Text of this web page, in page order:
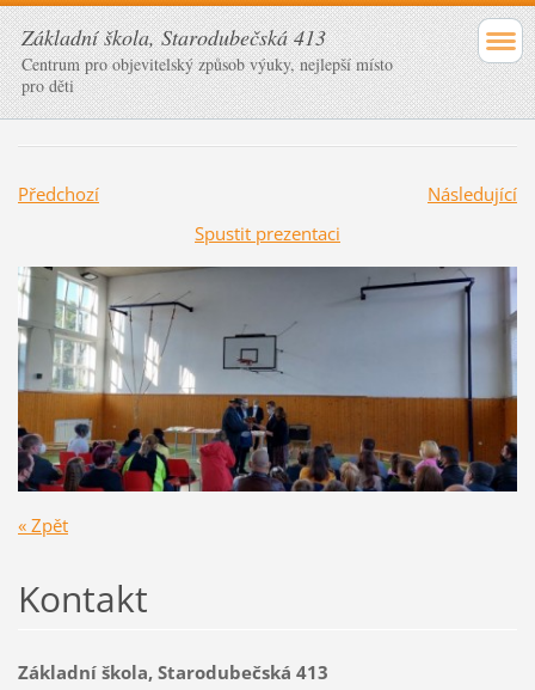
Základní škola, Starodubečská 413
Centrum pro objevitelský způsob výuky, nejlepší místo
pro děti
Předchozí
Následující
Spustit prezentaci
« Zpět
Kontakt
Základní škola, Starodubečská 413